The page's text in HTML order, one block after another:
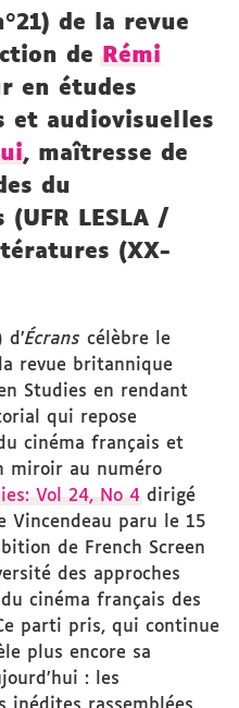
de la revue
de
Rémi
en études
et audiovisuelles
, maîtresse de
du
LESLA /
(XX-
d’Écrans célèbre le
revue britannique
Studies en rendant
qui repose
cinéma français et
miroir au numéro
Vol 24, No 4 dirigé
Vincendeau paru le 15
de French Screen
des approches
cinéma français des
parti pris, qui continue
plus encore sa
: les